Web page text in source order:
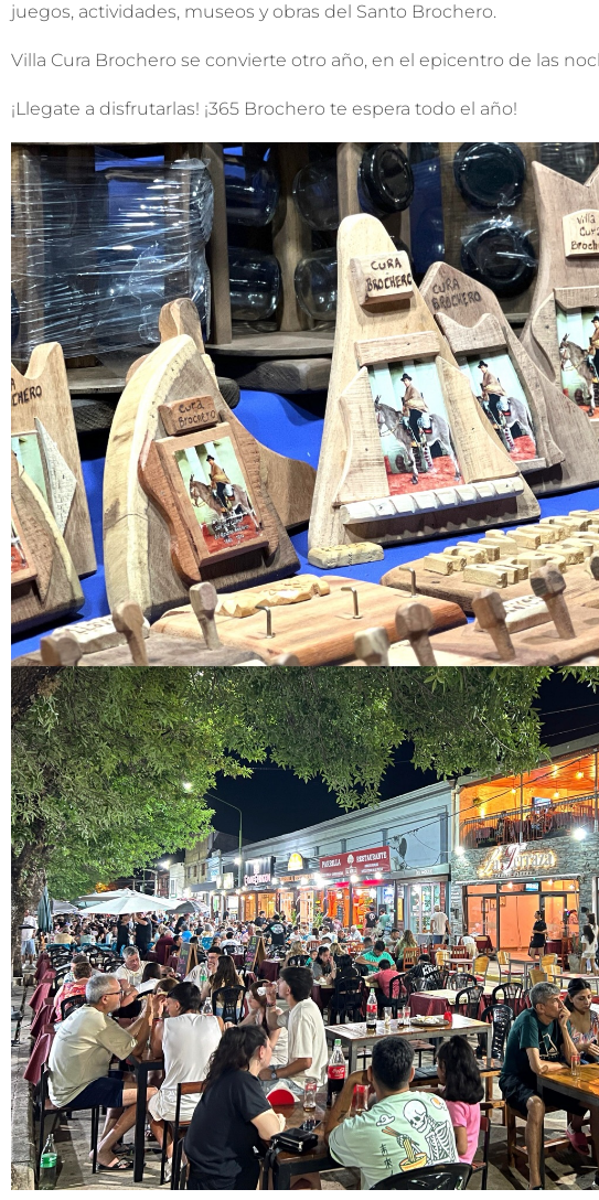
juegos, actividades, museos y obras del Santo Brochero.
Villa Cura Brochero se convierte otro año, en el epicentro de las
¡Llegate a disfrutarlas! ¡365 Brochero te espera todo el año!